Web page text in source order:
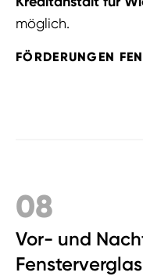
möglich.
FÖRDERUNGEN
08
Vor- und